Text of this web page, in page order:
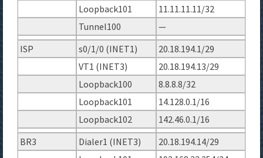
Loopback101
11.11.11.11/32
Tunnel100
—
ISP
s0/1/0 (INET1)
20.18.194.1/29
VT1 (INET3)
20.18.194.13/29
Loopback100
8.8.8.8/32
Loopback101
14.128.0.1/16
Loopback102
142.46.0.1/16
BR3
Dialer1 (INET3)
20.18.194.14/29